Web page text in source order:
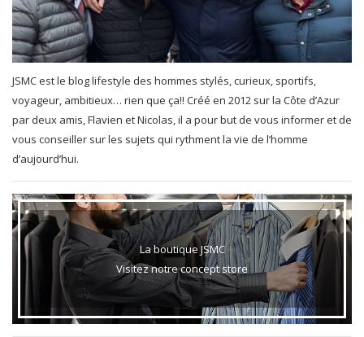
JSMC est le blog lifestyle des hommes stylés, curieux, sportifs,
voyageur, ambitieux… rien que ça!! Créé en 2012 sur la Côte d’Azur
par deux amis, Flavien et Nicolas, il a pour but de vous informer et de
vous conseiller sur les sujets qui rythment la vie de l’homme
d’aujourd’hui.
La boutique JSMC
Visitez notre concept store